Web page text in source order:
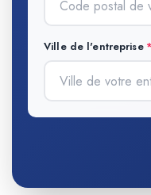
Ville de l'entreprise